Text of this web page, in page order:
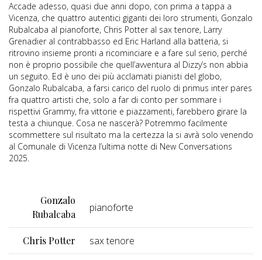
Accade adesso, quasi due anni dopo, con prima a tappa a
Vicenza, che quattro autentici giganti dei loro strumenti, Gonzalo
Rubalcaba al pianoforte, Chris Potter al sax tenore, Larry
Grenadier al contrabbasso ed Eric Harland alla batteria, si
ritrovino insieme pronti a ricominciare e a fare sul serio, perché
non è proprio possibile che quell’avventura al Dizzy’s non abbia
un seguito. Ed è uno dei più acclamati pianisti del globo,
Gonzalo Rubalcaba, a farsi carico del ruolo di primus inter pares
fra quattro artisti che, solo a far di conto per sommare i
rispettivi Grammy, fra vittorie e piazzamenti, farebbero girare la
testa a chiunque. Cosa ne nascerà? Potremmo facilmente
scommettere sul risultato ma la certezza la si avrà solo venendo
al Comunale di Vicenza l’ultima notte di New Conversations
2025.
Gonzalo
Rubalcaba
pianoforte
Chris Potter sax tenore